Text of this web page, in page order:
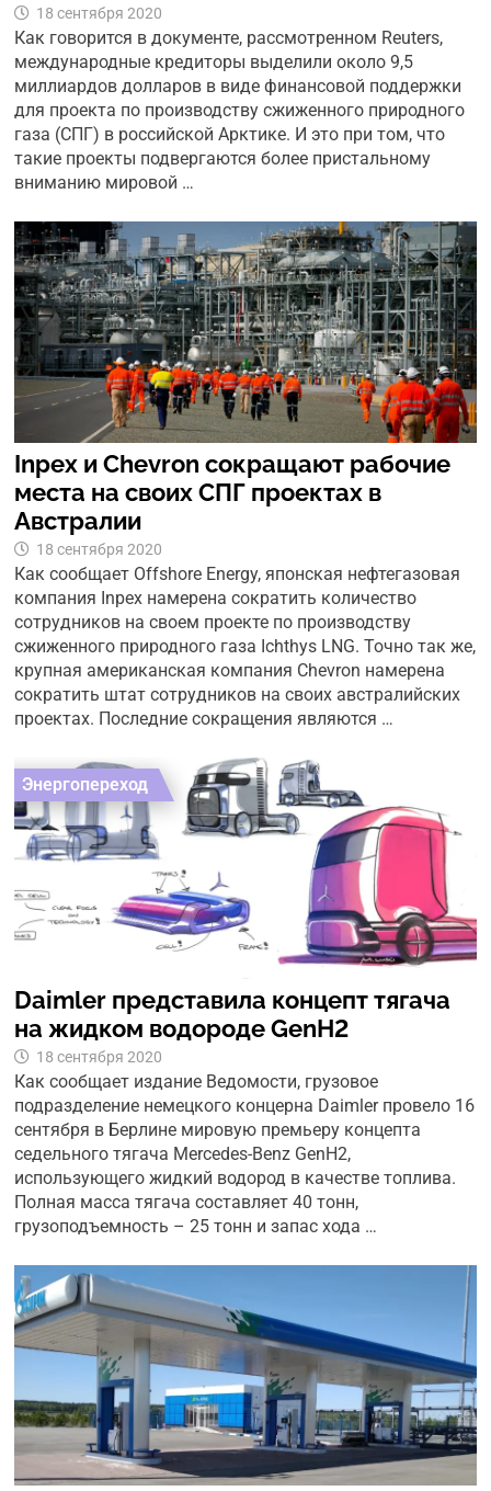
18 сентября 2020
Как говорится в документе, рассмотренном Reuters,
международные кредиторы выделили около 9,5
миллиардов долларов в виде финансовой поддержки
для проекта по производству сжиженного природного
газа (СПГ) в российской Арктике. И это при том, что
такие проекты подвергаются более пристальному
вниманию мировой …
Inpex и Chevron сокращают рабочие
места на своих СПГ проектах в
Австралии
18 сентября 2020
Как сообщает Offshore Energy, японская нефтегазовая
компания Inpex намерена сократить количество
сотрудников на своем проекте по производству
сжиженного природного газа Ichthys LNG. Точно так же,
крупная американская компания Chevron намерена
сократить штат сотрудников на своих австралийских
проектах. Последние сокращения являются …
Энергопереход
Daimler представила концепт тягача
на жидком водороде GenH2
18 сентября 2020
Как сообщает издание Ведомости, грузовое
подразделение немецкого концерна Daimler провело 16
сентября в Берлине мировую премьеру концепта
седельного тягача Mercedes-Benz GenH2,
использующего жидкий водород в качестве топлива.
Полная масса тягача составляет 40 тонн,
грузоподъемность – 25 тонн и запас хода …